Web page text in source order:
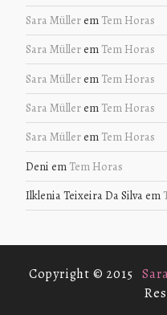
Sara Müllerem Tem Horas
Sara Müllerem Tem Horas
Sara Müllerem Tem Horas
Sara Müllerem Tem Horas
Sara Müllerem Tem Horas
Deni em Tem Horas
Ilklenia Teixeira Da Silvaem
Copyright © 2015